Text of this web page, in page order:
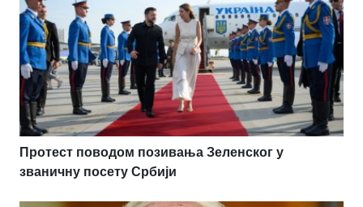
Протест поводом позивања Зеленског у
званичну посету Србији